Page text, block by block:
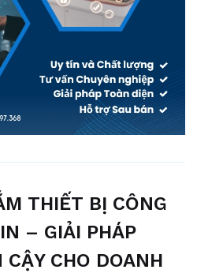
THIẾT BỊ CÔNG
– GIẢI PHÁP
CHO DOANH